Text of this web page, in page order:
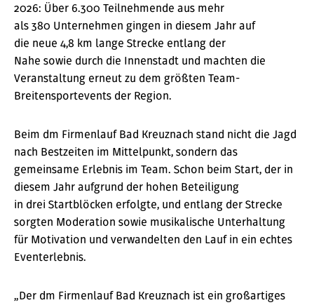
2026: Über 6.300 Teilnehmende aus mehr
als 380 Unternehmen gingen in diesem Jahr auf
die neue 4,8 km lange Strecke entlang der
Nahe sowie durch die Innenstadt und machten die
Veranstaltung erneut zu dem größten Team-
Breitensportevents der Region.
Beim dm Firmenlauf Bad Kreuznach stand nicht die Jagd
nach Bestzeiten im Mittelpunkt, sondern das
gemeinsame Erlebnis im Team. Schon beim Start, der in
diesem Jahr aufgrund der hohen Beteiligung
in drei Startblöcken erfolgte, und entlang der Strecke
sorgten Moderation sowie musikalische Unterhaltung
für Motivation und verwandelten den Lauf in ein echtes
Eventerlebnis.
„Der dm Firmenlauf Bad Kreuznach ist ein großartiges